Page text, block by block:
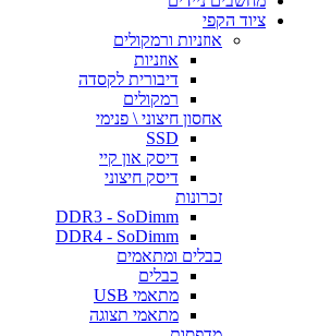
ציוד הקפי
אוזניות ורמקולים
אוזניות
דיבורית לקסדה
רמקולים
אחסון חיצוני \ פנימי
SSD
דיסק און קיי
דיסק חיצוני
זכרונות
DDR3 - SoDimm
DDR4 - SoDimm
כבלים ומתאמים
כבלים
מתאמי USB
מתאמי תצוגה